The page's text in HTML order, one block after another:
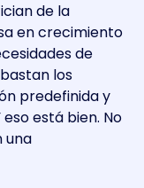
de la
en crecimiento
de
los
predefinida y
está bien. No
una